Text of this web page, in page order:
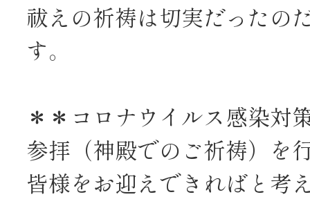
祓えの祈祷は切実だったの
す。
＊＊コロナウイルス感染対
参拝（神殿でのご祈祷）を
皆様をお迎えできればと考